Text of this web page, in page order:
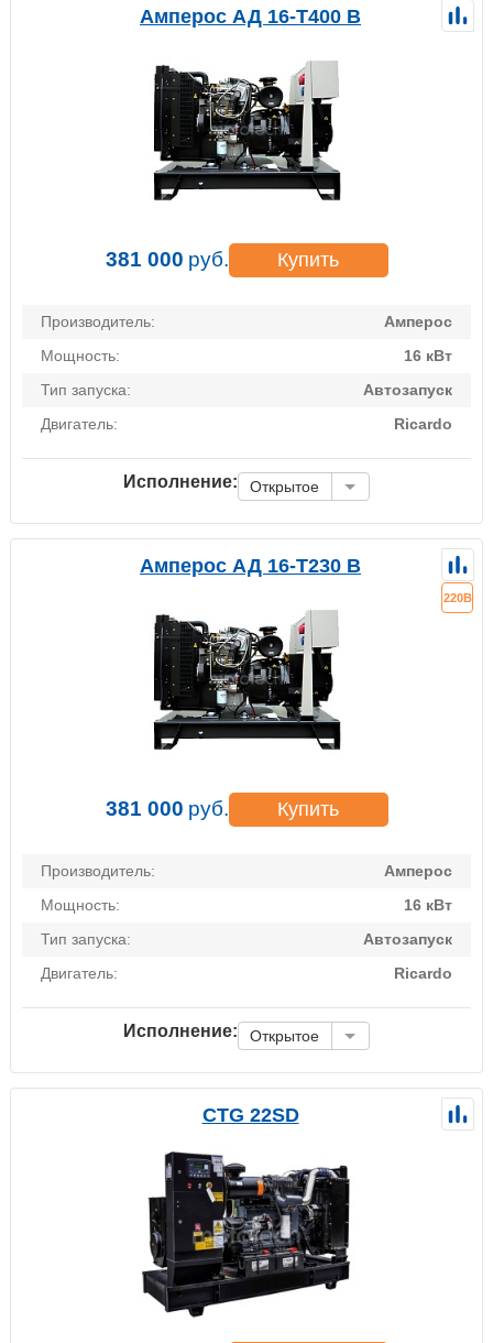
Амперос АД 16-Т400 B
381 000 руб. Купить
Производитель:
Амперос
Мощность:
16 кВт
Тип запуска:
Автозапуск
Двигатель:
Ricardo
Исполнение: Открытое
Амперос АД 16-Т230 B
220В
381 000 руб. Купить
Производитель:
Амперос
Мощность:
16 кВт
Тип запуска:
Автозапуск
Двигатель:
Ricardo
Исполнение: Открытое
CTG 22SD